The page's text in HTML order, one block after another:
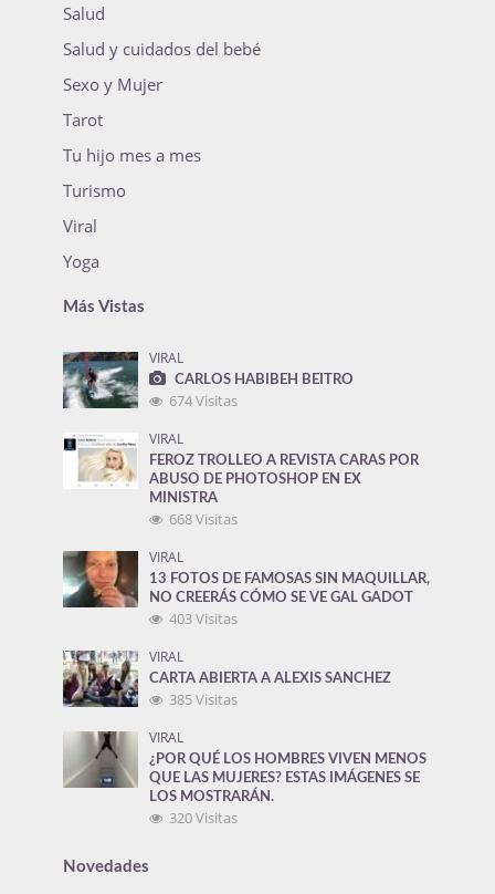
Salud
Salud y cuidados del bebé
Sexo y Mujer
Tarot
Tu hijo mes a mes
Turismo
Viral
Yoga
Más Vistas
VIRAL
CARLOS HABIBEH BEITRO
674 Visitas
VIRAL
FEROZ TROLLEO A REVISTA CARAS POR
ABUSO DE PHOTOSHOP EN EX
MINISTRA
668 Visitas
VIRAL
13 FOTOS DE FAMOSAS SIN MAQUILLAR,
NO CREERÁS CÓMO SE VE GAL GADOT
403 Visitas
VIRAL
CARTA ABIERTA A ALEXIS SANCHEZ
385 Visitas
VIRAL
¿POR QUÉ LOS HOMBRES VIVEN MENOS
QUE LAS MUJERES? ESTAS IMÁGENES SE
LOS MOSTRARÁN.
320 Visitas
Novedades